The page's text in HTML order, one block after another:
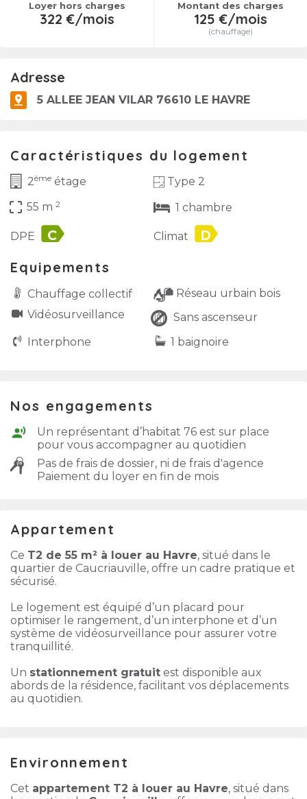
Loyer hors charges
322 €/mois
Montant des charges
125 €/mois
(chauffage)
Adresse
5 ALLEE JEAN VILAR 76610 LE HAVRE
Caractéristiques du logement
2ème étage Type 2
crop_free 55 m 2 1 chambre
DPE label Climat label
Equipements
Chauffage collectif
Réseau urbain bois
Vidéo­surveillance
Sans ascenseur
Interphone
1 baignoire
Nos engagements
Un représentant d’habitat 76 est sur place
pour vous accompagner au quotidien
Pas de frais de dossier, ni de frais d'agence
Paiement du loyer en fin de mois
Appartement
Ce T2 de 55 m² à louer au Havre, situé dans le
quartier de Caucriauville, offre un cadre pratique et
sécurisé.
Le logement est équipé d’un placard pour
optimiser le rangement, d’un interphone et d’un
système de vidéosurveillance pour assurer votre
tranquillité.
Un stationnement gratuit est disponible aux
abords de la résidence, facilitant vos déplacements
au quotidien.
Environnement
Cet appartement T2 à louer au Havre, situé dans